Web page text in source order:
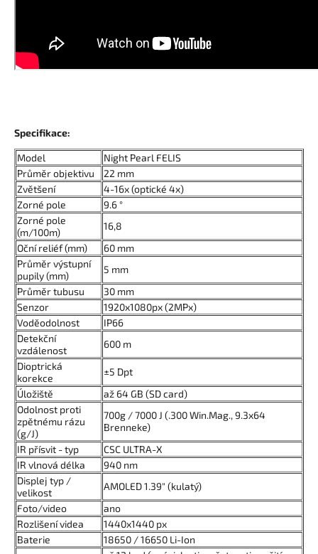
Specifikace:
Model
Night Pearl FELIS
Průměr objektivu
22 mm
Zvětšení
4-16x (optické 4x)
Zorné pole
9.6 °
Zorné pole
(m/100m)
16,8
Oční reliéf (mm)
60 mm
Průměr výstupní
pupily (mm)
5 mm
Průměr tubusu
30 mm
Senzor
1920x1080px (2MPx)
Voděodolnost
IP66
Detekční
vzdálenost
600 m
Dioptrická
korekce
±5 Dpt
Úložiště
až 64 GB (SD card)
Odolnost proti
zpětnému rázu
(g/J)
700g / 7000 J (.300 Win.Mag., 9.3x64
Brenneke)
IR přísvit - typ
CSC ULTRA-X
IR vlnová délka
940 nm
Displej typ /
velikost
AMOLED 1.39" (kulatý)
Foto/video
ano
Rozlišení videa
1440x1440 px
Baterie
18650 / 16650 Li-Ion